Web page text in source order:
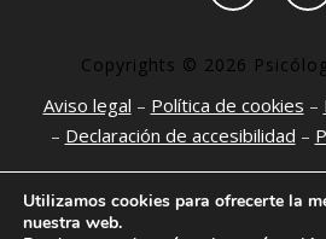
Copyrights © 2026
Aviso legal – Política de cookies –
– Declaración de accesibilidad –
Utilizamos cookies para ofrecerte la
nuestra web.